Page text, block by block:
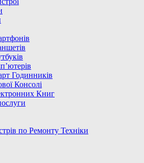
Годинників
Консолі
Книг
по Ремонту Техніки